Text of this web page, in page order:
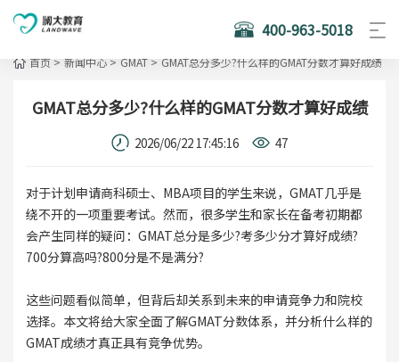
400-963-5018
首页 > 新闻中心 > GMAT > GMAT总分多少?什么样的GMAT分数才算好成绩
GMAT总分多少?什么样的GMAT分数才算好成绩
2026/06/22 17:45:16 47
对于计划申请商科硕士、MBA项目的学生来说，GMAT几乎是
绕不开的一项重要考试。然而，很多学生和家长在备考初期都
会产生同样的疑问：GMAT总分是多少?考多少分才算好成绩?
700分算高吗?800分是不是满分?
这些问题看似简单，但背后却关系到未来的申请竞争力和院校
选择。本文将给大家全面了解GMAT分数体系，并分析什么样的
GMAT成绩才真正具有竞争优势。